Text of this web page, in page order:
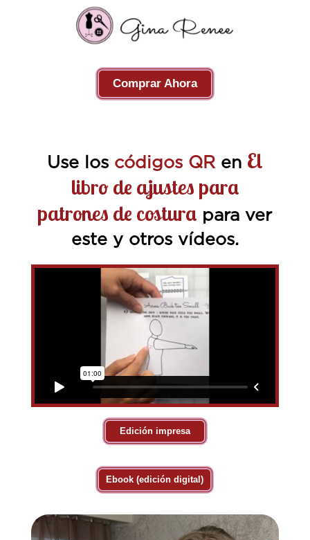
Comprar Ahora
Use los códigos QRen El
libro de ajustes para
patrones de costura para ver
este y otros vídeos.
Edición impresa
Ebook (edición digital)